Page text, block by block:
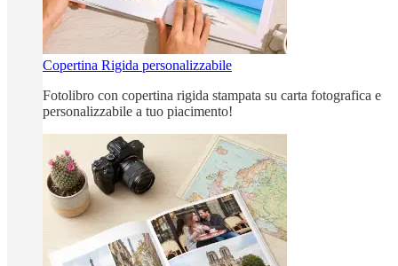
Copertina Rigida personalizzabile
Fotolibro con copertina rigida stampata su carta fotografica e
personalizzabile a tuo piacimento!